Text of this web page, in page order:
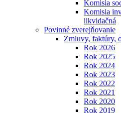
Komisia
Komisia
likvidačná
Povinné zverejňovanie
Zmluvy, faktúry,
Rok 2026
Rok 2025
Rok 2024
Rok 2023
Rok 2022
Rok 2021
Rok 2020
Rok 2019